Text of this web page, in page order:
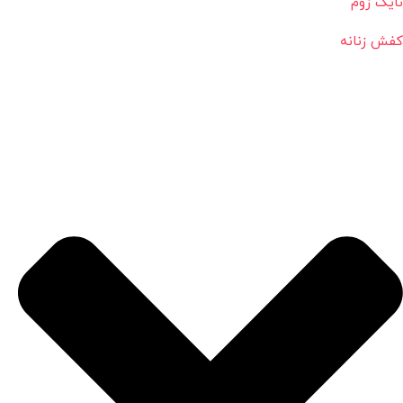
کفش زنانه